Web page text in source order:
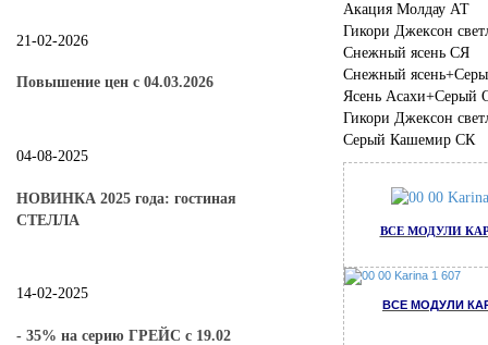
Акация Молдау АТ
Гикори Джексон
Снежный ясень СЯ
Снежный
Ясень
Гикори Джексон
Серый Кашемир СК
ВСЕ МОДУЛИ
ВСЕ МОДУЛИ
21-02-2026
Повышение цен с 04.03.2026
04-08-2025
НОВИНКА 2025 года: гостиная
СТЕЛЛА
14-02-2025
- 35% на серию ГРЕЙС с 19.02